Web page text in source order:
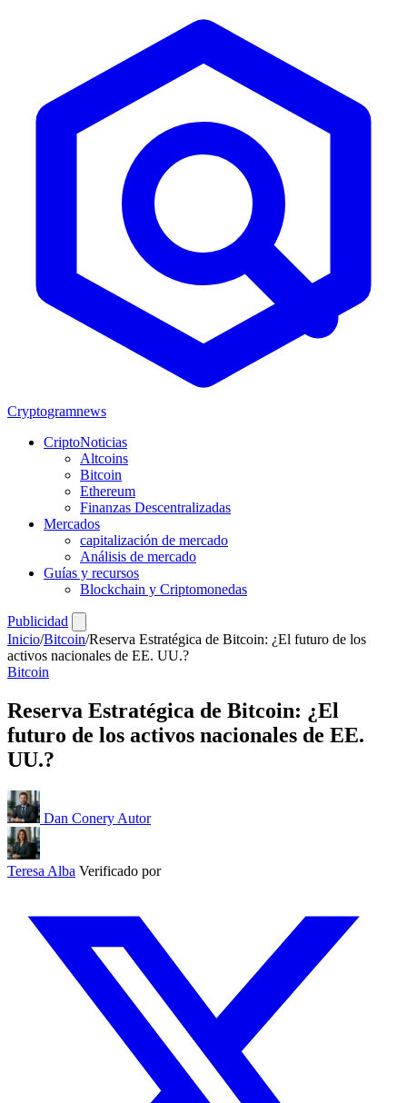
Cryptogramnews
CriptoNoticias
Altcoins
Bitcoin
Ethereum
Finanzas Descentralizadas
Mercados
capitalización de mercado
Análisis de mercado
Guías y recursos
Blockchain y Criptomonedas
Publicidad
Inicio/Bitcoin/Reserva Estratégica de Bitcoin: ¿El futuro de los
activos nacionales de EE. UU.?
Bitcoin
Reserva Estratégica de Bitcoin: ¿El
futuro de los activos nacionales de EE.
UU.?
Dan Conery Autor
Teresa Alba Verificado por